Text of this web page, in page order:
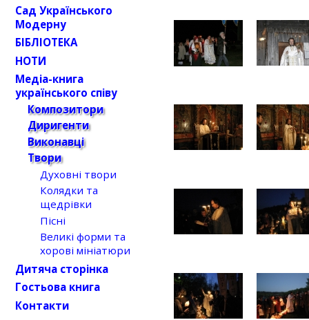
Сад Українського
Модерну
БІБЛІОТЕКА
НОТИ
Медіа-книга
українського співу
Композитори
Диригенти
Виконавці
Твори
Духовні твори
Колядки та
щедрівки
Пісні
Великі форми та
хорові мініатюри
Дитяча сторінка
Гостьова книга
Контакти